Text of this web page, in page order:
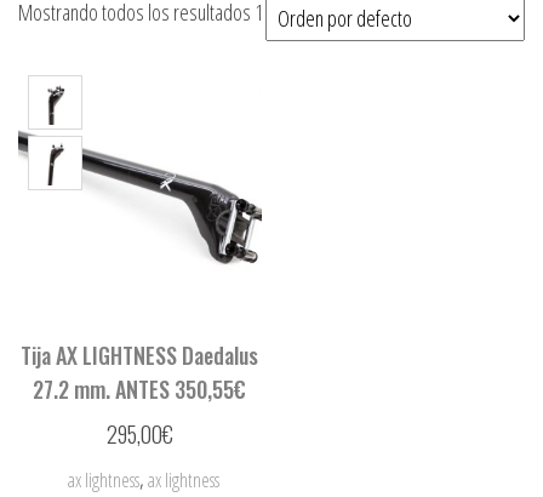
Mostrando todos los resultados 1
Tija AX LIGHTNESS Daedalus
27.2 mm. ANTES 350,55€
295,00€
ax lightness,ax lightness